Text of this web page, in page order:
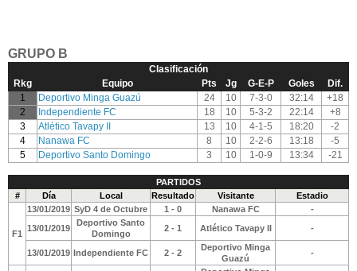
GRUPO B
Clasificación
Rkg
Equipo Pts Jg G-E-P Goles
Dif.
1
Deportivo Minga Guazú 24 10 7-3-0 32:14
+18
2
Independiente FC 18 10 5-3-2 22:14
+8
3
Atlético Tavapy II 13 10 4-1-5 18:20
-2
4
Nanawa FC 8 10 2-2-6 13:18
-5
5
Deportivo Santo Domingo 3 10 1-0-9 13:34 -21
PARTIDOS
#
Día Local Resultado Visitante Estadio
F1
13/01/2019 SyD 4 de Octubre 1 - 0 Nanawa FC
-
13/01/2019
Deportivo Santo
Domingo
2 - 1 Atlético Tavapy II -
13/01/2019 Independiente FC 2 - 2
Deportivo Minga
Guazú
-